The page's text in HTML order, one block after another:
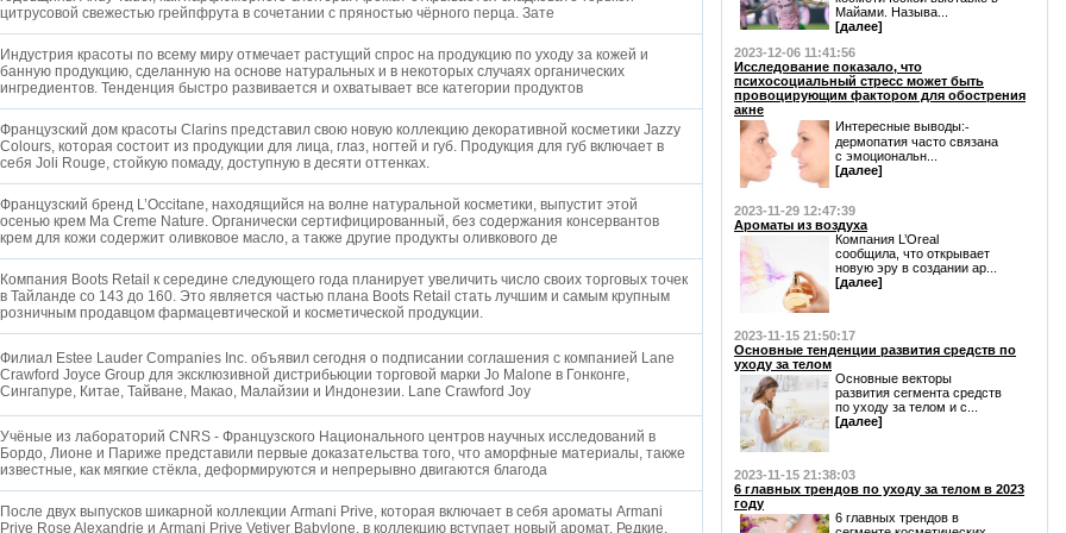
цитрусовой свежестью грейпфрута в сочетании с пряностью чёрного перца. Зате
Индустрия красоты по всему миру отмечает растущий спрос на продукцию по уходу за кожей и
банную продукцию, сделанную на основе натуральных и в некоторых случаях органических
ингредиентов. Тенденция быстро развивается и охватывает все категории продуктов
Французский дом красоты Clarins представил свою новую коллекцию декоративной косметики Jazzy
Colours, которая состоит из продукции для лица, глаз, ногтей и губ. Продукция для губ включает в
себя Joli Rouge, стойкую помаду, доступную в десяти оттенках.
Французский бренд L’Occitane, находящийся на волне натуральной косметики, выпустит этой
осенью крем Ma Creme Nature. Органически сертифицированный, без содержания консервантов
крем для кожи содержит оливковое масло, а также другие продукты оливкового де
Компания Boots Retail к середине следующего года планирует увеличить число своих торговых точек
в Тайланде со 143 до 160. Это является частью плана Boots Retail стать лучшим и самым крупным
розничным продавцом фармацевтической и косметической продукции.
Филиал Estee Lauder Companies Inc. объявил сегодня о подписании соглашения с компанией Lane
Crawford Joyce Group для эксклюзивной дистрибьюции торговой марки Jo Malone в Гонконге,
Сингапуре, Китае, Тайване, Макао, Малайзии и Индонезии. Lane Crawford Joy
Учёные из лабораторий CNRS - Французского Национального центров научных исследований в
Бордо, Лионе и Париже представили первые доказательства того, что аморфные материалы, также
известные, как мягкие стёкла, деформируются и непрерывно двигаются благода
После двух выпусков шикарной коллекции Armani Prive, которая включает в себя ароматы Armani
Prive Rose Alexandrie и Armani Prive Vetiver Babylone, в коллекцию вступает новый аромат. Редкие,
Майами. Называ...
[далее]
2023-12-06 11:41:56
Исследование показало, что
психосоциальный стресс может быть
провоцирующим фактором для обострения
акне
Интересные выводы:⁃
дермопатия часто связана
с эмоциональн...
[далее]
2023-11-29 12:47:39
Ароматы из воздуха
Компания L’Oreal
сообщила, что открывает
новую эру в создании ар...
[далее]
2023-11-15 21:50:17
Основные тенденции развития средств по
уходу за телом
Основные векторы
развития сегмента средств
по уходу за телом и с...
[далее]
2023-11-15 21:38:03
6 главных трендов по уходу за телом в 2023
году
6 главных трендов в